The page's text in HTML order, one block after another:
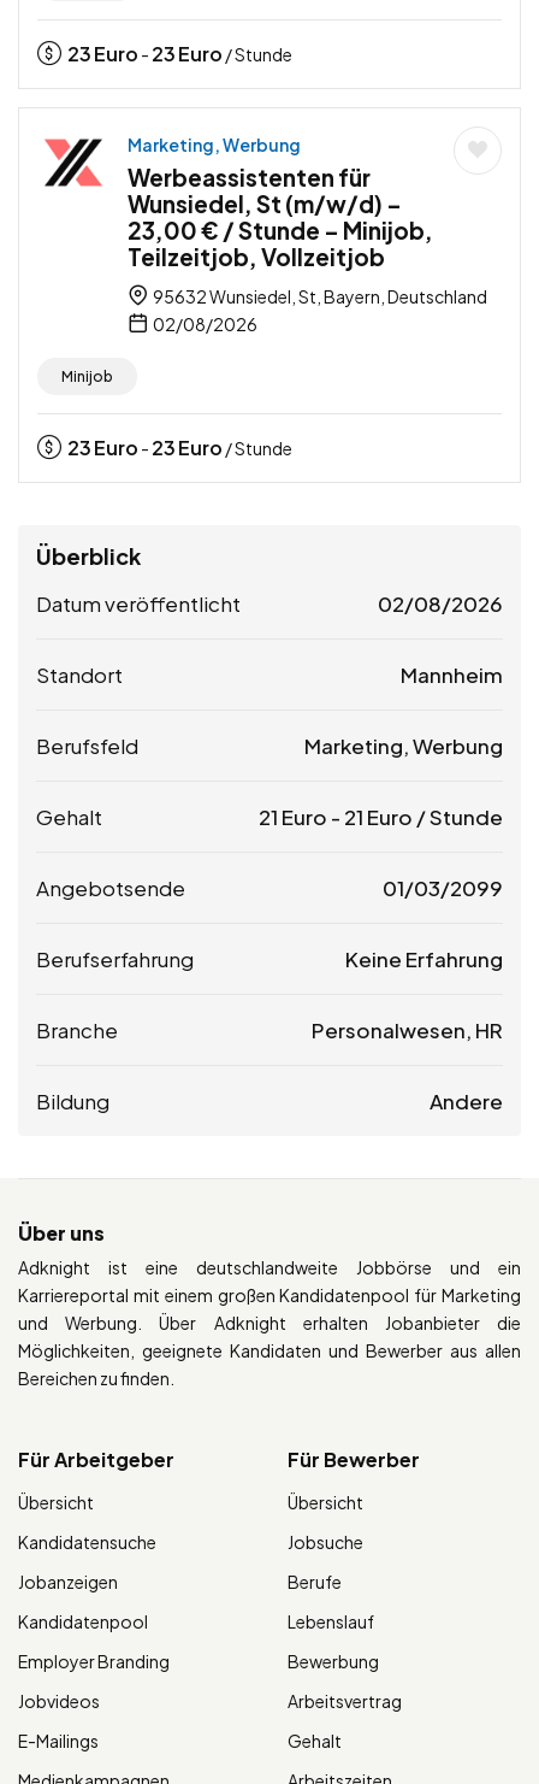
23Euro - 23Euro / Stunde
Marketing, Werbung
Werbeassistenten für
Wunsiedel, St (m/w/d) –
23,00 € / Stunde – Minijob,
Teilzeitjob, Vollzeitjob
95632 Wunsiedel, St, Bayern, Deutschland
02/08/2026
Minijob
23Euro - 23Euro / Stunde
Überblick
Datum veröffentlicht 02/08/2026
Standort Mannheim
Berufsfeld Marketing, Werbung
Gehalt 21 Euro - 21 Euro / Stunde
Angebotsende 01/03/2099
Berufserfahrung Keine Erfahrung
Branche Personalwesen, HR
Bildung Andere
Über uns
Adknight ist eine deutschlandweite Jobbörse und ein
Karriereportal mit einem großen Kandidatenpool für Marketing
und Werbung. Über Adknight erhalten Jobanbieter die
Möglichkeiten, geeignete Kandidaten und Bewerber aus allen
Bereichen zu finden.
Für Arbeitgeber
Übersicht
Kandidatensuche
Jobanzeigen
Kandidatenpool
Employer Branding
Jobvideos
E-Mailings
Für Bewerber
Übersicht
Jobsuche
Berufe
Lebenslauf
Bewerbung
Arbeitsvertrag
Gehalt